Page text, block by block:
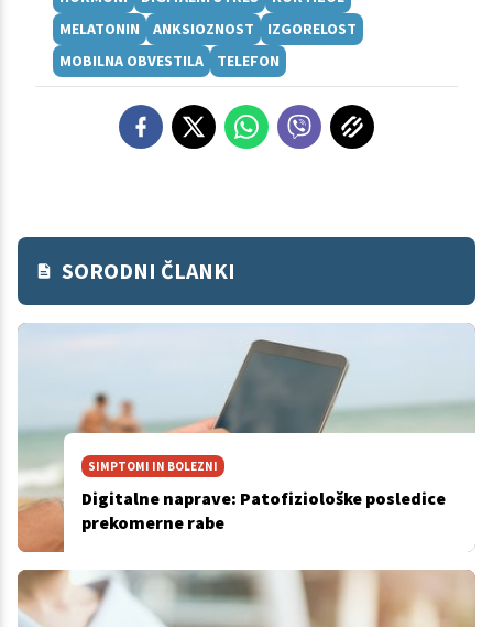
MELATONIN
ANKSIOZNOST
IZGORELOST
MOBILNA OBVESTILA
TELEFON
SORODNI ČLANKI
SIMPTOMI IN BOLEZNI
Digitalne naprave: Patofiziološke posledice
prekomerne rabe